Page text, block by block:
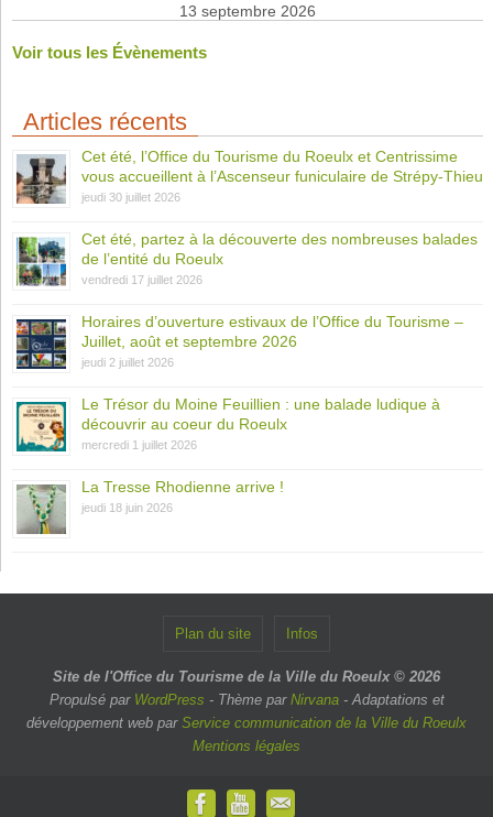
13 septembre 2026
Voir tous les Évènements
Articles récents
Cet été, l’Office du Tourisme du Roeulx et Centrissime
vous accueillent à l’Ascenseur funiculaire de Strépy-Thieu
jeudi 30 juillet 2026
Cet été, partez à la découverte des nombreuses balades
de l’entité du Roeulx
vendredi 17 juillet 2026
Horaires d’ouverture estivaux de l’Office du Tourisme –
Juillet, août et septembre 2026
jeudi 2 juillet 2026
Le Trésor du Moine Feuillien : une balade ludique à
découvrir au coeur du Roeulx
mercredi 1 juillet 2026
La Tresse Rhodienne arrive !
jeudi 18 juin 2026
Plan du site Infos
Site de l'Office du Tourisme de la Ville du Roeulx © 2026
Propulsé par WordPress - Thème par Nirvana- Adaptations et
développement web par Service communication de la Ville du Roeulx
Mentions légales